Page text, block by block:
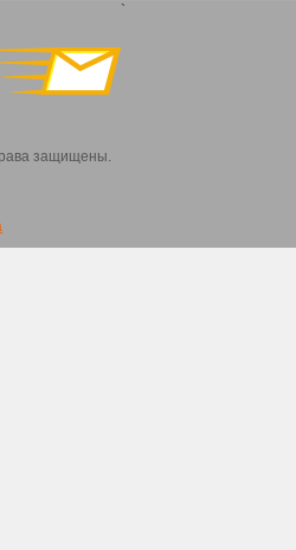
`
защищены.